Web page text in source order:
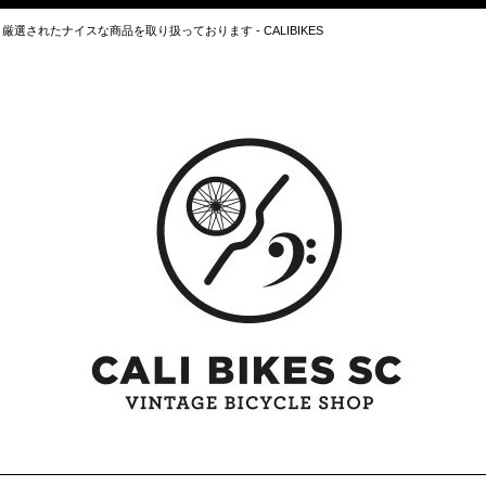
選されたナイスな商品を取り扱っております - CALIBIKES